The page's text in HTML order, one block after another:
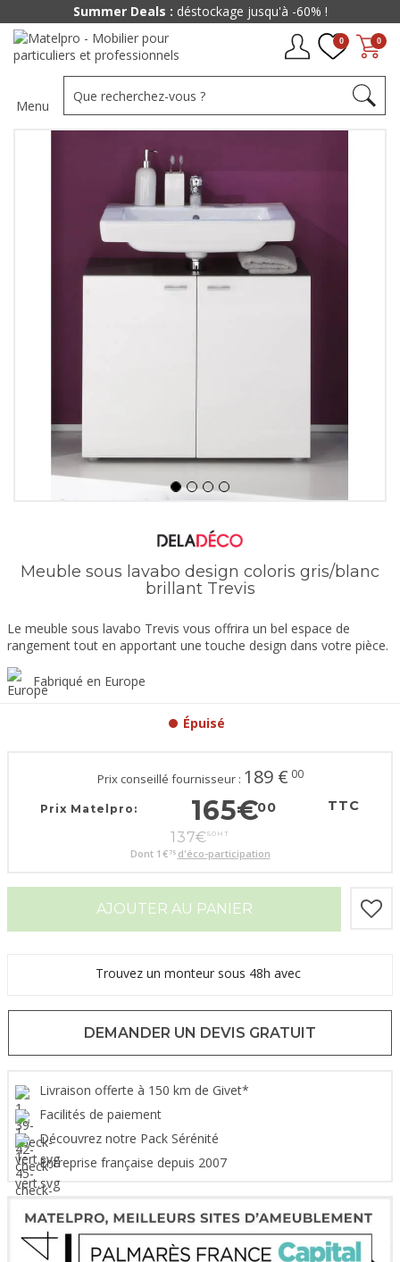
0
0
Menu
Meuble sous lavabo design coloris gris/blanc
brillant Trevis
Le meuble sous lavabo Trevis vous offrira un bel espace de
rangement tout en apportant une touche design dans votre pièce.
Fabriqué en Europe
Épuisé
Prix conseillé fournisseur : 189 € 00
Prix Matelpro: 165€00 TTC
137€50 HT
Dont 1€ 75 d'éco-participation
AJOUTER AU PANIER
Trouvez un monteur sous 48h avec
DEMANDER UN DEVIS GRATUIT
Livraison offerte à 150 km de Givet*
Facilités de paiement
Découvrez notre Pack Sérénité
Entreprise française depuis 2007
Summer Deals : déstockage jusqu'à -60% !